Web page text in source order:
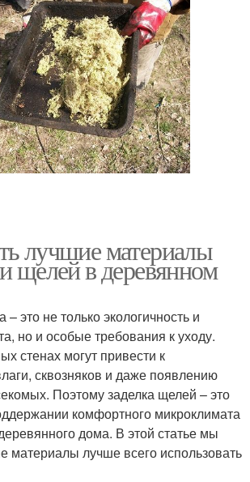
лучшие материалы
щелей в деревянном
это не только экологичность и
но и особые требования к уходу.
стенах могут привести к
сквозняков и даже появлению
Поэтому заделка щелей – это
комфортного микроклимата
дома. В этой статье мы
материалы лучше всего использовать